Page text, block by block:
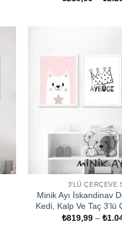
3'LÜ ÇERÇEVE
Minik Ayı İskandinav
Kedi, Kalp Ve Taç 3’lü
₺819,99 –₺